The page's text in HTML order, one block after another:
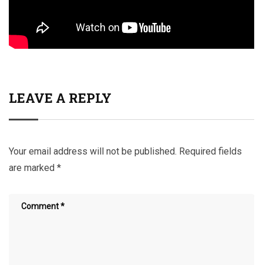
LEAVE A REPLY
Your email address will not be published. Required fields
are marked *